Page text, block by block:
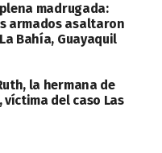
madrugada:
armados asaltaron
Bahía, Guayaquil
la hermana de
víctima del caso Las